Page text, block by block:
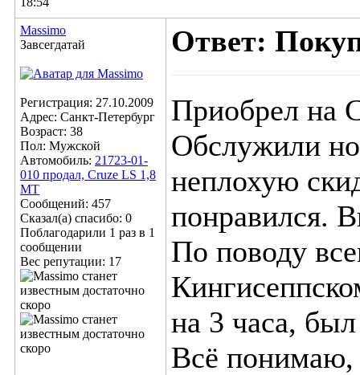
Massimo
Завсегдатай
Регистрация: 27.10.2009
Адрес: Санкт-Петербург
Возраст: 38
Пол: Мужской
Автомобиль: 21723-01-
010 продал, Cruze LS 1,8
MT
Сообщений: 457
Сказал(а) спасибо: 0
Поблагодарили 1 раз в 1
сообщении
Вес репутации: 17
Ответ:
Приобрел на
Обслужили
неплохую
понравился.
По поводу
на 3 часа,
Всё понимаю,